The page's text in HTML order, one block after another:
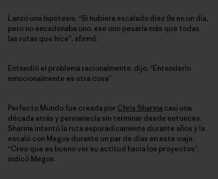
Lanzó una hipótesis. “Si hubiera escalado diez 9a en un día,
pero no encadenaba uno, ese uno pesaría más que todas
las rutas que hice”, afirmó.
Entendió el problema racionalmente, dijo, “Entenderlo
emocionalmente es otra cosa”.
Perfecto Mundo fue creada por Chris Sharma casi una
década atrás y permanecía sin terminar desde entonces.
Sharma intentó la ruta esporádicamente durante años y la
escaló con Megos durante un par de días en este viaje.
“Creo que es bueno ver su actitud hacia los proyectos”,
indicó Megos.